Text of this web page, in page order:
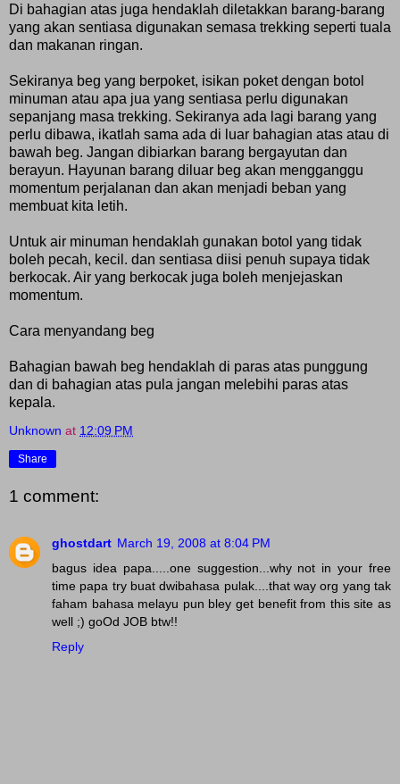
Di bahagian atas juga hendaklah diletakkan barang-barang
yang akan sentiasa digunakan semasa trekking seperti tuala
dan makanan ringan.
Sekiranya beg yang berpoket, isikan poket dengan botol
minuman atau apa jua yang sentiasa perlu digunakan
sepanjang masa trekking. Sekiranya ada lagi barang yang
perlu dibawa, ikatlah sama ada di luar bahagian atas atau di
bawah beg. Jangan dibiarkan barang bergayutan dan
berayun. Hayunan barang diluar beg akan mengganggu
momentum perjalanan dan akan menjadi beban yang
membuat kita letih.
Untuk air minuman hendaklah gunakan botol yang tidak
boleh pecah, kecil. dan sentiasa diisi penuh supaya tidak
berkocak. Air yang berkocak juga boleh menjejaskan
momentum.
Cara menyandang beg
Bahagian bawah beg hendaklah di paras atas punggung
dan di bahagian atas pula jangan melebihi paras atas
kepala.
Unknown at 12:09 PM
Share
1 comment:
ghostdart March 19, 2008 at 8:04 PM
bagus idea papa.....one suggestion...why not in your free
time papa try buat dwibahasa pulak....that way org yang tak
faham bahasa melayu pun bley get benefit from this site as
well ;) goOd JOB btw!!
Reply